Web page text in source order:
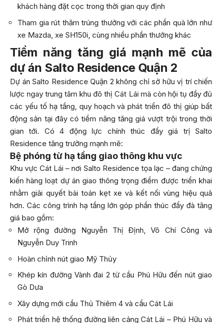
khách hàng đặt cọc trong thời gian quy định
Tham gia rút thăm trúng thưởng với các phần quà lớn như
xe Mazda, xe SH150i, cùng nhiều phần thưởng khác
Tiềm năng tăng giá mạnh mẽ của
dự án Salto Residence Quận 2
Dự án Salto Residence Quận 2 không chỉ sở hữu vị trí chiến
lược ngay trung tâm khu đô thị Cát Lái mà còn hội tụ đầy đủ
các yếu tố hạ tầng, quy hoạch và phát triển đô thị giúp bất
động sản tại đây có tiềm năng tăng giá vượt trội trong thời
gian tới. Có 4 động lực chính thúc đẩy giá trị Salto
Residence tăng trưởng mạnh mẽ:
Bệ phóng từ hạ tầng giao thông khu vực
Khu vực Cát Lái – nơi Salto Residence tọa lạc – đang chứng
kiến hàng loạt dự án giao thông trọng điểm được triển khai
nhằm giải quyết bài toán kẹt xe và kết nối vùng hiệu quả
hơn. Các công trình hạ tầng lớn góp phần thúc đẩy đà tăng
giá bao gồm:
Mở rộng đường Nguyễn Thị Định, Võ Chí Công và
Nguyễn Duy Trinh
Hoàn chỉnh nút giao Mỹ Thủy
Khép kín đường Vành đai 2 từ cầu Phú Hữu đến nút giao
Gò Dưa
Xây dựng mới cầu Thủ Thiêm 4 và cầu Cát Lái
Phát triển hệ thống đường liên cảng Cát Lái – Phú Hữu và